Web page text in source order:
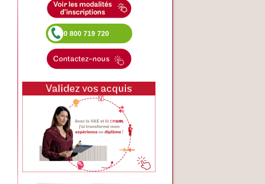
0 800 719 720